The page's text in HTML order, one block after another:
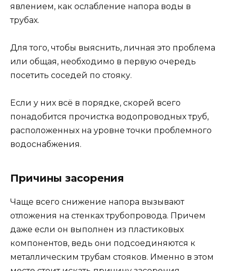
явлением, как ослабление напора воды в
трубах.
Для того, чтобы выяснить, личная это проблема
или общая, необходимо в первую очередь
посетить соседей по стояку.
Если у них всё в порядке, скорей всего
понадобится прочистка водопроводных труб,
расположенных на уровне точки проблемного
водоснабжения.
Причины засорения
Чаще всего снижение напора вызывают
отложения на стенках трубопровода. Причем
даже если он выполнен из пластиковых
компонентов, ведь они подсоединяются к
металлическим трубам стояков. Именно в этом